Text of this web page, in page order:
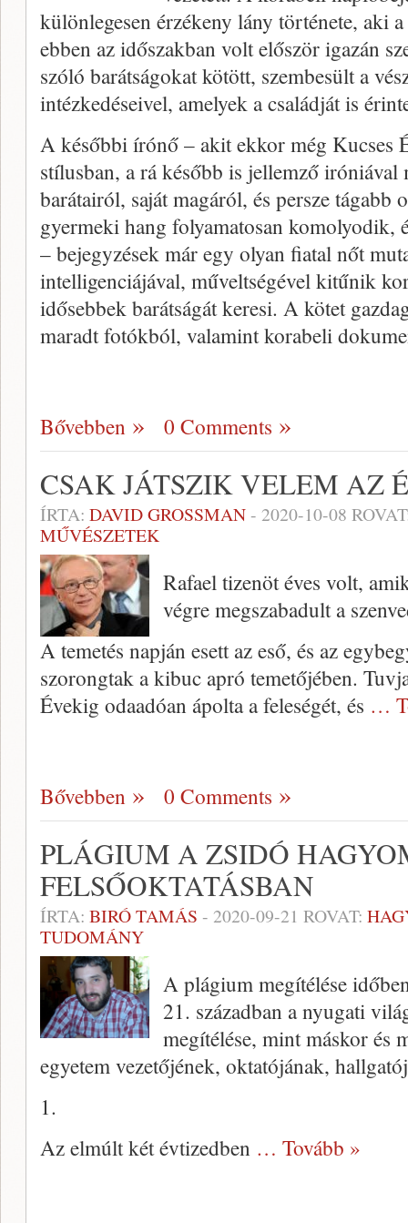
különlegesen érzékeny lány története, aki
ebben az időszakban volt először igazán
szóló barátságokat kötött, szembesült a
intézkedéseivel, amelyek a családját is
A későbbi írónő – akit ekkor még Kucses
stílusban, a rá később is jellemző iróniával
barátairól, saját magáról, és persze
gyermeki hang folyamatosan komolyodik,
– bejegyzések már egy olyan fiatal nőt
intelligenciájával, műveltségével kitűnik
idősebbek barátságát keresi. A kötet
maradt fotókból, valamint korabeli
Bővebben 0 Comments
CSAK JÁTSZIK VELEM AZ
ÍRTA: DAVID GROSSMAN- 2020-10-08
MŰVÉSZETEK
Rafael tizenöt éves volt,
végre megszabadult a
A temetés napján esett az eső, és az
szorongtak a kibuc apró temetőjében.
Évekig odaadóan ápolta a feleségét, és …
Bővebben 0 Comments
PLÁGIUM A ZSIDÓ
FELSŐOKTATÁSBAN
ÍRTA: BIRÓ TAMÁS - 2020-09-21 ROVAT:
TUDOMÁNY
A plágium megítélése
21. században a nyugati
megítélése, mint máskor és
egyetem vezetőjének, oktatójának,
1.
Az elmúlt két évtizedben … Tovább »